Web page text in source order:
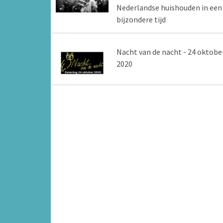
Nederlandse huishouden in een
bijzondere tijd
Nacht van de nacht - 24
2020